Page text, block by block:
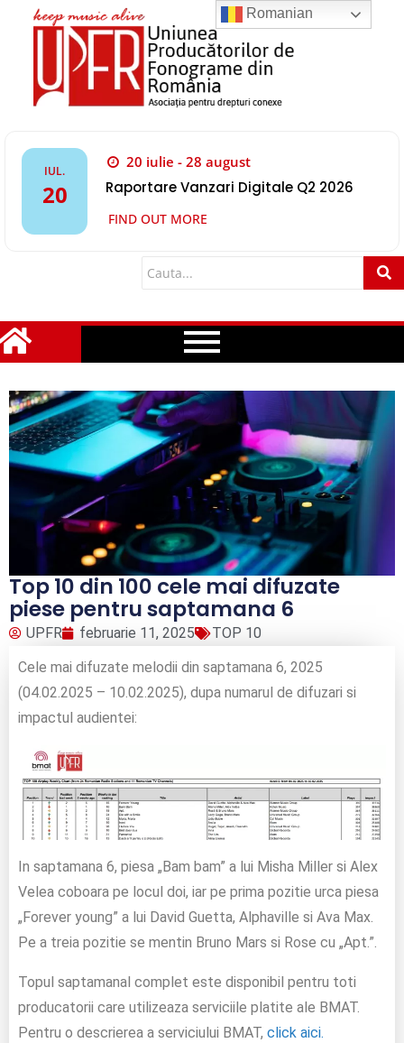
IUL.
20
20 iulie - 28 august
Raportare Vanzari Digitale Q2 2026
FIND OUT MORE
Top 10 din 100 cele mai difuzate
piese pentru saptamana 6
UPFR februarie 11, 2025
TOP 10
Cele mai difuzate melodii din saptamana 6, 2025
(04.02.2025 – 10.02.2025), dupa numarul de difuzari si
impactul audientei:
In saptamana 6, piesa „Bam bam” a lui Misha Miller si Alex
Velea coboara pe locul doi, iar pe prima pozitie urca piesa
„Forever young” a lui David Guetta, Alphaville si Ava Max.
Pe a treia pozitie se mentin Bruno Mars si Rose cu „Apt.”.
Topul saptamanal complet este disponibil pentru toti
producatorii care utilizeaza serviciile platite ale BMAT.
Pentru o descrierea a serviciului BMAT, click aici.
Romanian